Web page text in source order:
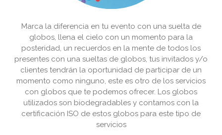
Marca la diferencia en tu evento con una suelta de
globos, llena el cielo con un momento para la
posteridad, un recuerdos en la mente de todos los
presentes con una sueltas de globos, tus invitados y/o
clientes tendrán la oportunidad de participar de un
momento como ninguno, este es otro de los servicios
con globos que te podemos ofrecer. Los globos
utilizados son biodegradables y contamos con la
certificación ISO de estos globos para este tipo de
servicios